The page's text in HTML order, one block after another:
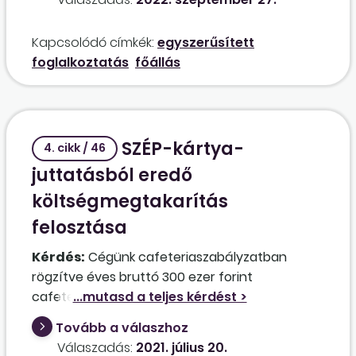
alatt érteni? A részmunkaidős munkavállaló
részmunkaidőig?
Kapcsolódó címkék: egyszerűsített
foglalkoztatás főállás
4. cikk / 46
SZÉP-kártya-
juttatásból eredő
költségmegtakarítás
felosztása
Kérdés: Cégünk cafeteriaszabályzatban
rögzítve éves bruttó 300 ezer forint
cafeteriajuttatást ad a munkavállalóknak,
melyet a rendelkezésüknek megfelelően SZÉP-
kártya vagy készpénzjuttatás formában fizet.
Tovább a válaszhoz
Válaszadás: 2021. július 20.